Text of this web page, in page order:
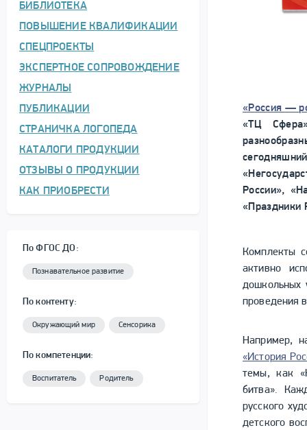
БИБЛИОТЕКА
ПОВЫШЕНИЕ КВАЛИФИКАЦИИ
СПЕЦПРОЕКТЫ
ЭКСПЕРТНОЕ СОПРОВОЖДЕНИЕ
ЖУРНАЛЫ
ПУБЛИКАЦИИ
СТРАНИЧКА ЛОГОПЕДА
КАТАЛОГИ ПРОДУКЦИИ
ОТЗЫВЫ О ПРОДУКЦИИ
КАК ПРИОБРЕСТИ
По ФГОС ДО:
Познавательное развитие
По контенту:
Окружающий мир Сенсорика
По компетенции:
Воспитатель Родитель
«Россия —
«ТЦ
России»,
«Праздники
Комплекты
активно
дошкольных
проведения
Например,
«История
темы, как
битва».
русского
детского